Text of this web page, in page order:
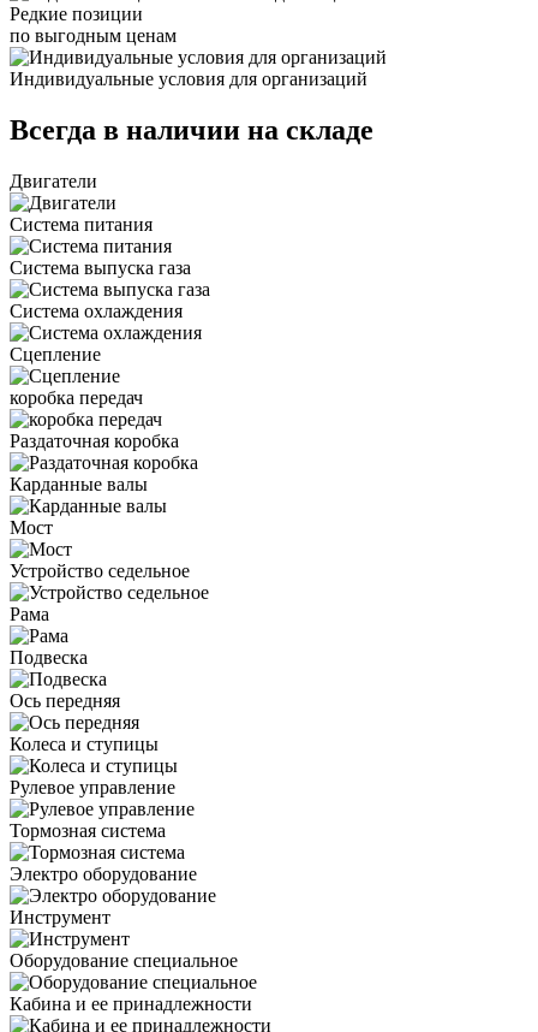
Редкие позиции
по выгодным ценам
Индивидуальные условия для организаций
Всегда в наличии на складе
Двигатели
Система питания
Система выпуска газа
Система охлаждения
Сцепление
коробка передач
Раздаточная коробка
Карданные валы
Мост
Устройство седельное
Рама
Подвеска
Ось передняя
Колеса и ступицы
Рулевое управление
Тормозная система
Электро оборудование
Инструмент
Оборудование специальное
Кабина и ее принадлежности